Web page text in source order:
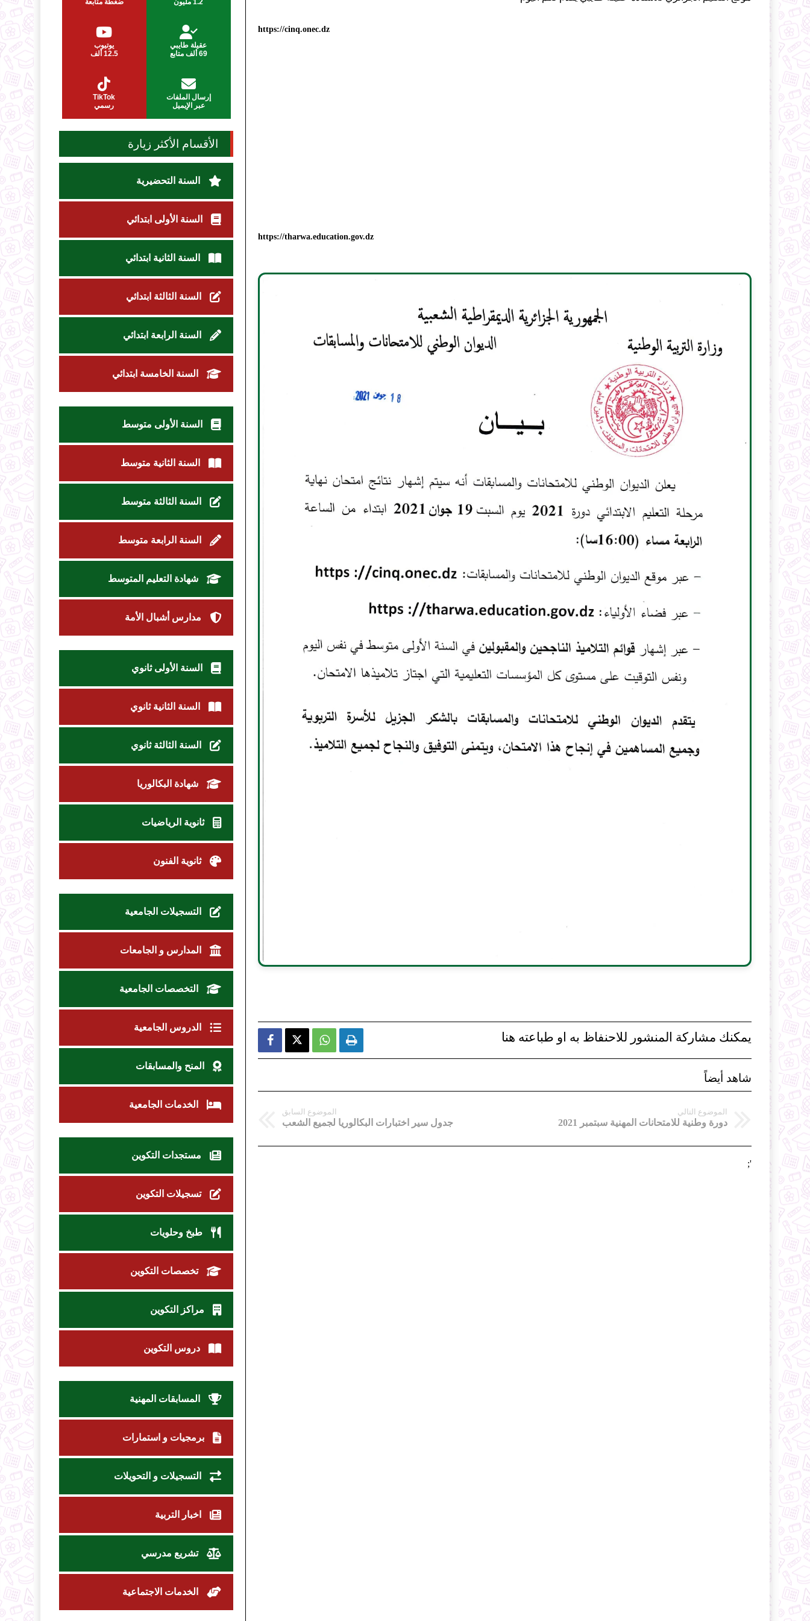
https://cinq.onec.dz
https://tharwa.education.gov.dz
يمكنك مشاركة المنشور للاحنفاظ به او طباعته هنا   
شاهد أيضاً
الموضوع التالي
دورة وطنية للامتحانات المهنية سبتمبر 2021
الموضوع السابق
جدول سير اختبارات البكالوريا لجميع الشعب
';
عقيلة طايبي
69 ألف متابع
يوتيوب
12.5 ألف
إرسال الملفات
عبر الإيميل
TikTok
رسمي
الأقسام الأكثر زيارة
السنة التحضيرية
السنة الأولى ابتدائي
السنة الثانية ابتدائي
السنة الثالثة ابتدائي
السنة الرابعة ابتدائي
السنة الخامسة ابتدائي
السنة الأولى متوسط
السنة الثانية متوسط
السنة الثالثة متوسط
السنة الرابعة متوسط
شهادة التعليم المتوسط
مدارس أشبال الأمة
السنة الأولى ثانوي
السنة الثانية ثانوي
السنة الثالثة ثانوي
شهادة البكالوريا
ثانوية الرياضيات
ثانوية الفنون
التسجيلات الجامعية
المدارس و الجامعات
التخصصات الجامعية
الدروس الجامعية
المنح والمسابقات
الخدمات الجامعية
مستجدات التكوين
تسجيلات التكوين
طبخ وحلويات
تخصصات التكوين
مراكز التكوين
دروس التكوين
المسابقات المهنية
برمجيات و استمارات
التسجيلات و التحويلات
اخبار التربية
تشريع مدرسي
الخدمات الاجتماعية